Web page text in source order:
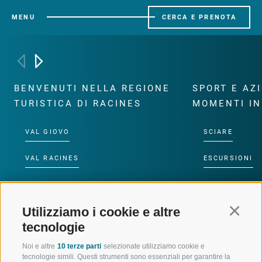
Utilizziamo i cookie e altre
tecnologie
Noi e altre 10 terze parti selezionate utilizziamo cookie e
tecnologie simili. Questi strumenti sono essenziali per garantire la
MENU CERCA E PRENOTA
BENVENUTI NELLA REGIONE
TURISTICA DI RACINES
VAL GIOVO
VAL RACINES
VAL RIDANNA
IMPIANTI DI RISALITA
SCUOLA DI SCI RACINES
SPORT E
MOMENTI
SCIARE
ESCURSIONI
ALTA